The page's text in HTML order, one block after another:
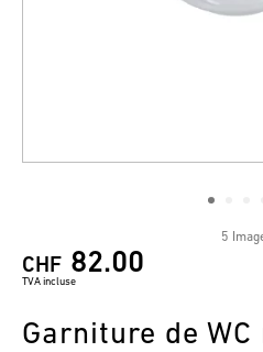
5
CHF 82.00
TVA incluse
Garniture de WC